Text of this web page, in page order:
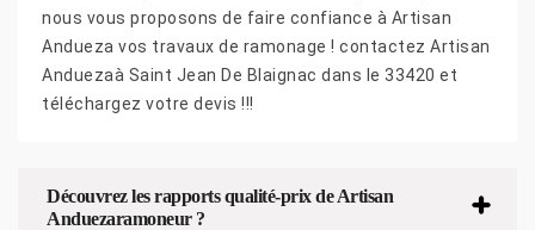
nous vous proposons de faire confiance à Artisan
Andueza vos travaux de ramonage ! contactez Artisan
Anduezaà Saint Jean De Blaignac dans le 33420 et
téléchargez votre devis !!!
Découvrez les rapports qualité-prix de Artisan
Anduezaramoneur ?